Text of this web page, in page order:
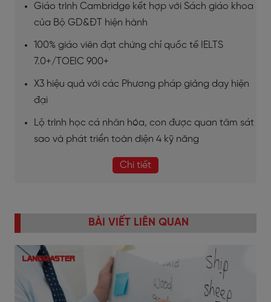
Giáo trình Cambridge kết hợp với Sách giáo khoa
của Bộ GD&ĐT hiện hành
100% giáo viên đạt chứng chỉ quốc tế IELTS
7.0+/TOEIC 900+
X3 hiệu quả với các Phương pháp giảng dạy hiện
đại
Lộ trình học cá nhân hóa, con được quan tâm sát
sao và phát triển toàn diện 4 kỹ năng
Chi tiết
BÀI VIẾT LIÊN QUAN